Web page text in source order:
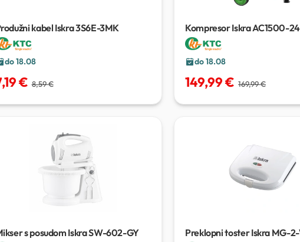
kabel Iskra 3S6E-3MK
do 18.08
€ 8,59 €
Kompresor Iskra AC1500-24
do 18.08
149,99 € 169,99 €
s posudom Iskra SW-602-GY Preklopni toster Iskra MG-